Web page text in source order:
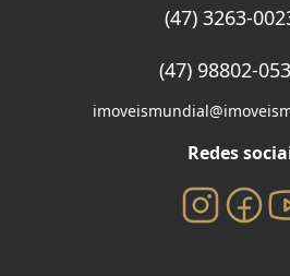
(47) 3263-
(47) 98802-
Redes